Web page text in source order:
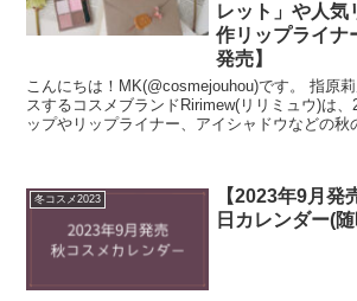
レット」や人気
作リップライナ
発売】
こんにちは！MK(@cosmejouhou)です。 指原莉乃さんがプロデュー
スするコスメブランドRirimew(リリミュウ)は、
ップやリップライナー、アイシャドウなどの秋
冬コスメ2023
【2023年9月発
日カレンダー(